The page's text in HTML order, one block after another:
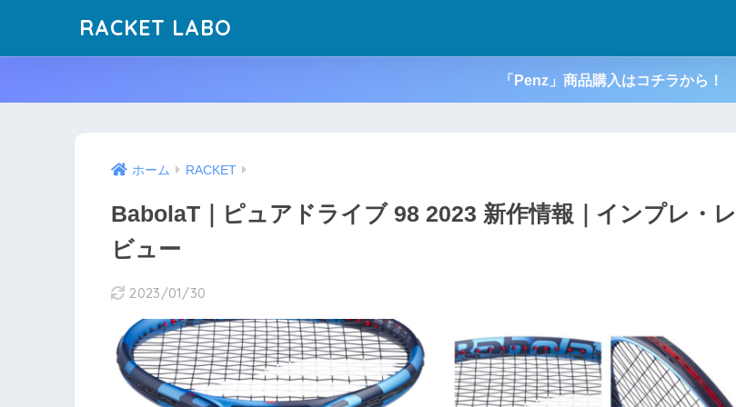
RACKET LABO
「Penz」商品購入はコチラから！
ホーム RACKET
BabolaT｜ピュアドライブ 98 2023 新作情報｜インプレ・レ
ビュー
2023/01/30